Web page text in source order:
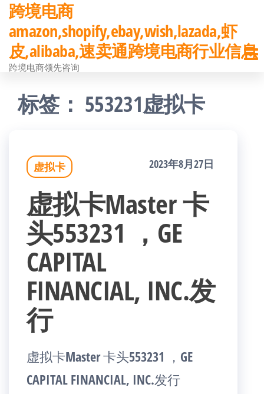
前
往
内
跨境电商
amazon,shopify,ebay,wish,lazada,虾
皮,alibaba,速卖通跨境电商行业信息
跨境电商领先咨询
标签： 553231虚拟卡
虚拟卡 2023年8月27日
虚拟卡Master 卡
头553231 ，GE
CAPITAL
FINANCIAL, INC.发
行
虚拟卡Master 卡头553231 ，GE
CAPITAL FINANCIAL, INC.发行